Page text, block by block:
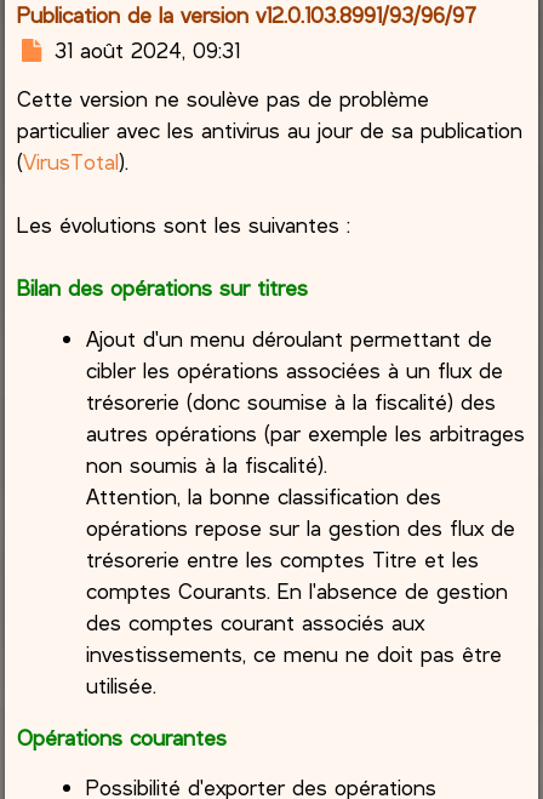
Publication de la version v12.0.103.8991/93/96/97
M
s
s
a
31 août 2024, 09:31
Cette version ne soulève pas de problème
particulier avec les antivirus au jour de sa publication
(VirusTotal).
Les évolutions sont les suivantes :
Bilan des opérations sur titres
Ajout d'un menu déroulant permettant de
cibler les opérations associées à un flux de
trésorerie (donc soumise à la fiscalité) des
autres opérations (par exemple les arbitrages
non soumis à la fiscalité).
Attention, la bonne classification des
opérations repose sur la gestion des flux de
trésorerie entre les comptes Titre et les
comptes Courants. En l'absence de gestion
des comptes courant associés aux
investissements, ce menu ne doit pas être
utilisée.
Opérations courantes
Possibilité d'exporter des opérations